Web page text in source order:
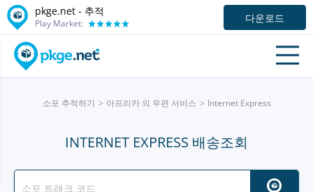
pkge.net - 추적
Play Market: 다운로드
소포 추적하기 아프리카 의 우편 서비스 Internet Express
INTERNET EXPRESS 배송조회